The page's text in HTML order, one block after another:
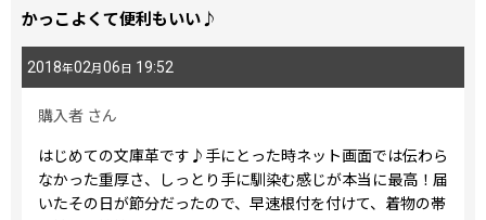
かっこよくて便利もいい♪
2018年02月 06 日 19:52
購入者 さん
はじめての文庫革です♪手にとった時ネット画面では伝わら
なかった重厚さ、しっとり手に馴染む感じが本当に最高！届
いたその日が節分だったので、早速根付を付けて、着物の帯